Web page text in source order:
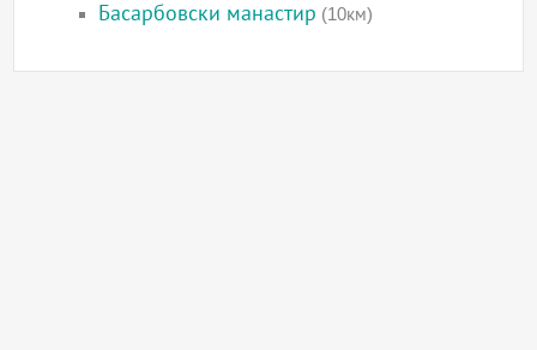
Басарбовски манастир (10км)